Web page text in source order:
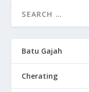
Batu Gajah
Cherating